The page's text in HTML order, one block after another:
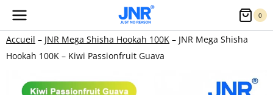
Aller
au
contenu
0
Accueil – JNR Mega Shisha Hookah 100K – JNR Mega Shisha
Hookah 100K – Kiwi Passionfruit Guava